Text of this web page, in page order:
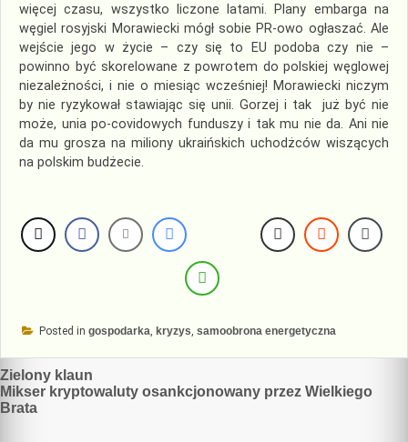
więcej czasu, wszystko liczone latami. Plany embarga na
węgiel rosyjski Morawiecki mógł sobie PR-owo ogłaszać. Ale
wejście jego w życie – czy się to EU podoba czy nie –
powinno być skorelowane z powrotem do polskiej węglowej
niezależności, i nie o miesiąc wcześniej! Morawiecki niczym
by nie ryzykował stawiając się unii. Gorzej i tak już być nie
może, unia po-covidowych funduszy i tak mu nie da. Ani nie
da mu grosza na miliony ukraińskich uchodżców wiszących
na polskim budżecie.
Posted in gospodarka kryzys samoobrona energetyczna
Nawigacja
wpisu
Zielony klaun
Mikser kryptowaluty osankcjonowany przez Wielkiego
Brata